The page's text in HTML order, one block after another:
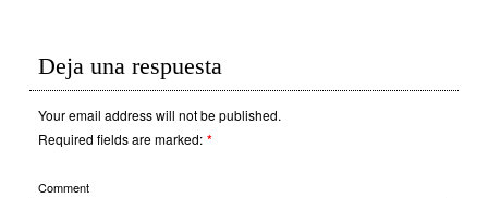
Deja una respuesta
Your email address will not be published.
Required fields are marked: *
Comment